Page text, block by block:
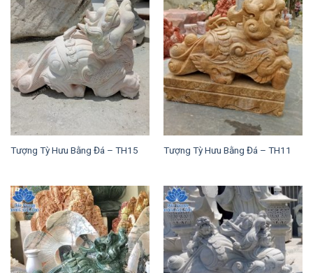
Tượng Tỳ Hưu Bằng Đá – TH15 Tượng Tỳ Hưu Bằng Đá – TH11